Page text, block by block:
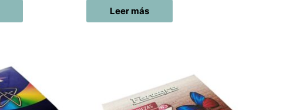
Leer más